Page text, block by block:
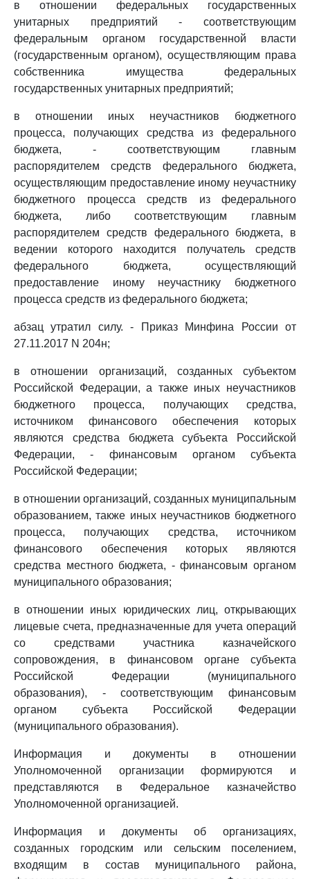
в отношении федеральных государственных
унитарных предприятий - соответствующим
федеральным органом государственной власти
(государственным органом), осуществляющим права
собственника имущества федеральных
государственных унитарных предприятий;
в отношении иных неучастников бюджетного
процесса, получающих средства из федерального
бюджета, - соответствующим главным
распорядителем средств федерального бюджета,
осуществляющим предоставление иному неучастнику
бюджетного процесса средств из федерального
бюджета, либо соответствующим главным
распорядителем средств федерального бюджета, в
ведении которого находится получатель средств
федерального бюджета, осуществляющий
предоставление иному неучастнику бюджетного
процесса средств из федерального бюджета;
абзац утратил силу. - Приказ Минфина России от
27.11.2017 N 204н;
в отношении организаций, созданных субъектом
Российской Федерации, а также иных неучастников
бюджетного процесса, получающих средства,
источником финансового обеспечения которых
являются средства бюджета субъекта Российской
Федерации, - финансовым органом субъекта
Российской Федерации;
в отношении организаций, созданных муниципальным
образованием, также иных неучастников бюджетного
процесса, получающих средства, источником
финансового обеспечения которых являются
средства местного бюджета, - финансовым органом
муниципального образования;
в отношении иных юридических лиц, открывающих
лицевые счета, предназначенные для учета операций
со средствами участника казначейского
сопровождения, в финансовом органе субъекта
Российской Федерации (муниципального
образования), - соответствующим финансовым
органом субъекта Российской Федерации
(муниципального образования).
Информация и документы в отношении
Уполномоченной организации формируются и
представляются в Федеральное казначейство
Уполномоченной организацией.
Информация и документы об организациях,
созданных городским или сельским поселением,
входящим в состав муниципального района,